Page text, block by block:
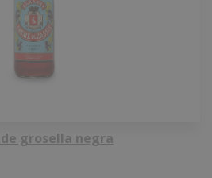
grosella negra